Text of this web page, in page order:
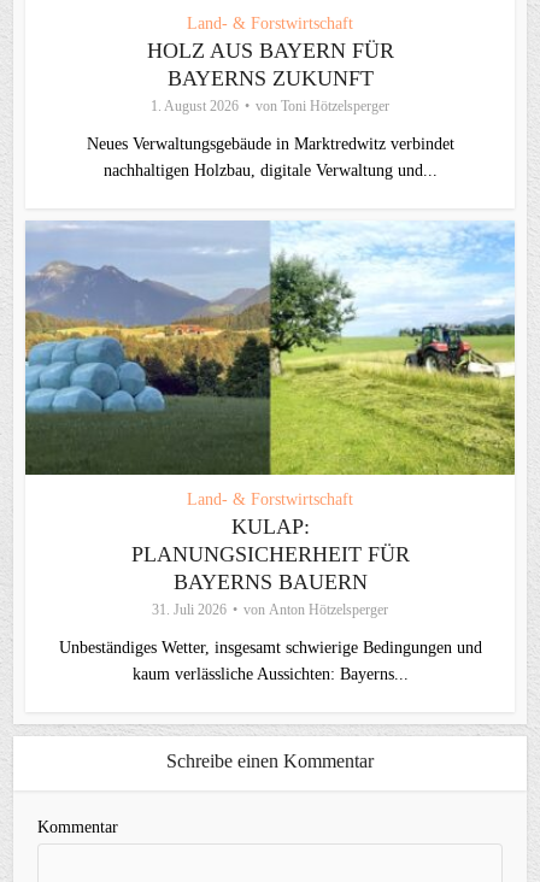
Land- & Forstwirtschaft
HOLZ AUS BAYERN FÜR
BAYERNS ZUKUNFT
1. August 2026 von Toni Hötzelsperger
Neues Verwaltungsgebäude in Marktredwitz verbindet
nachhaltigen Holzbau, digitale Verwaltung und...
Land- & Forstwirtschaft
KULAP:
PLANUNGSICHERHEIT FÜR
BAYERNS BAUERN
31. Juli 2026 von Anton Hötzelsperger
Unbeständiges Wetter, insgesamt schwierige Bedingungen und
kaum verlässliche Aussichten: Bayerns...
Schreibe einen Kommentar
Kommentar